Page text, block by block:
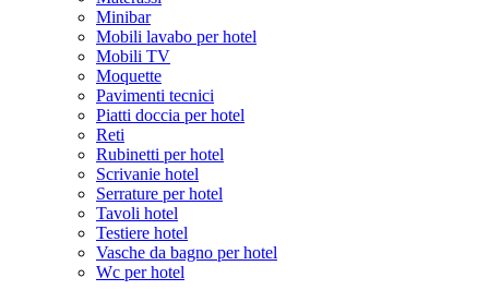
Minibar
Mobili lavabo per hotel
Mobili TV
Moquette
Pavimenti tecnici
Piatti doccia per hotel
Reti
Rubinetti per hotel
Scrivanie hotel
Serrature per hotel
Tavoli hotel
Testiere hotel
Vasche da bagno per hotel
Wc per hotel